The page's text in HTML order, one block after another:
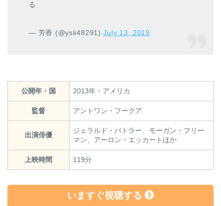
る
— 芳香 (@ysk48291)July 13, 2019
公開年・国 2013年・アメリカ
監督 アントワン・フークア
出演俳優
ジェラルド・バトラー、モーガン・フリー
マン、アーロン・エッカートほか
上映時間 119分
いますぐ視聴する